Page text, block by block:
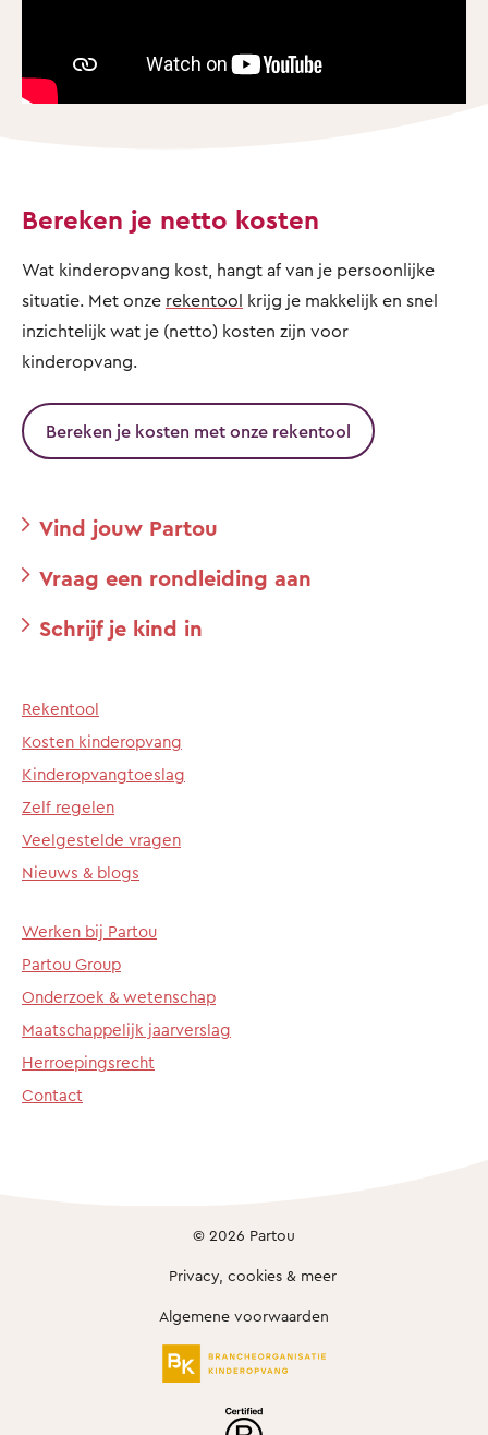
Bereken je netto kosten
Wat kinderopvang kost, hangt af van je persoonlijke
situatie. Met onze rekentool krijg je makkelijk en snel
inzichtelijk wat je (netto) kosten zijn voor
kinderopvang.
Bereken je kosten met onze rekentool
Vind jouw Partou
Vraag een rondleiding aan
Schrijf je kind in
Rekentool
Kosten kinderopvang
Kinderopvangtoeslag
Zelf regelen
Veelgestelde vragen
Nieuws & blogs
Werken bij Partou
Partou Group
Onderzoek & wetenschap
Maatschappelijk jaarverslag
Herroepingsrecht
Contact
© 2026 Partou
Privacy, cookies & meer
Algemene voorwaarden